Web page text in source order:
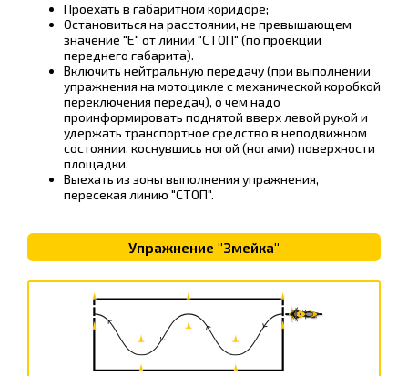
Проехать в габаритном коридоре;
Остановиться на расстоянии, не превышающем
значение "Е" от линии "СТОП" (по проекции
переднего габарита).
Включить нейтральную передачу (при выполнении
упражнения на мотоцикле с механической коробкой
переключения передач), о чем надо
проинформировать поднятой вверх левой рукой и
удержать транспортное средство в неподвижном
состоянии, коснувшись ногой (ногами) поверхности
площадки.
Выехать из зоны выполнения упражнения,
пересекая линию "СТОП".
Упражнение "Змейка"